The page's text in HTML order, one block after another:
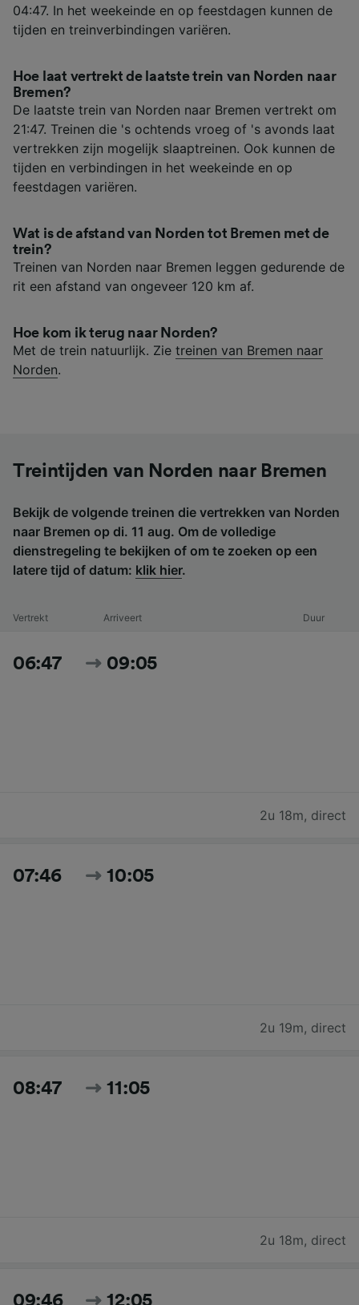
04:47. In het weekeinde en op feestdagen kunnen de
tijden en treinverbindingen variëren.
Hoe laat vertrekt de laatste trein van Norden naar
Bremen?
De laatste trein van Norden naar Bremen vertrekt om
21:47. Treinen die 's ochtends vroeg of 's avonds laat
vertrekken zijn mogelijk slaaptreinen. Ook kunnen de
tijden en verbindingen in het weekeinde en op
feestdagen variëren.
Wat is de afstand van Norden tot Bremen met de
trein?
Treinen van Norden naar Bremen leggen gedurende de
rit een afstand van ongeveer 120 km af.
Hoe kom ik terug naar Norden?
Met de trein natuurlijk. Zie treinen van Bremen naar
Norden.
Treintijden van Norden naar Bremen
Bekijk de volgende treinen die vertrekken van Norden
naar Bremen op di. 11 aug. Om de volledige
dienstregeling te bekijken of om te zoeken op een
latere tijd of datum: klik hier.
Vertrekt Arriveert Duur
06:47 09:05
2u 18m, direct
07:46 10:05
2u 19m, direct
08:47 11:05
2u 18m, direct
09:46 12:05